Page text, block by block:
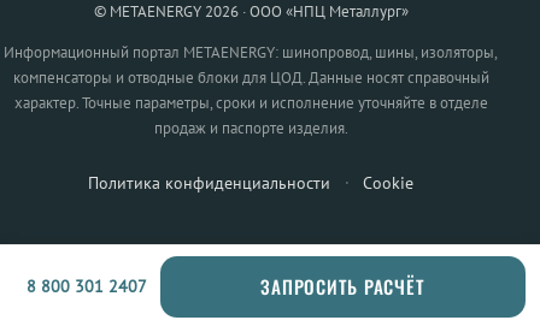
© METAENERGY 2026 · ООО «НПЦ Металлург»
Информационный портал METAENERGY: шинопровод, шины, изоляторы,
компенсаторы и отводные блоки для ЦОД. Данные носят справочный
характер. Точные параметры, сроки и исполнение уточняйте в отделе
продаж и паспорте изделия.
Политика конфиденциальности · Cookie
8 800 301 2407 ЗАПРОСИТЬ РАСЧЁТ